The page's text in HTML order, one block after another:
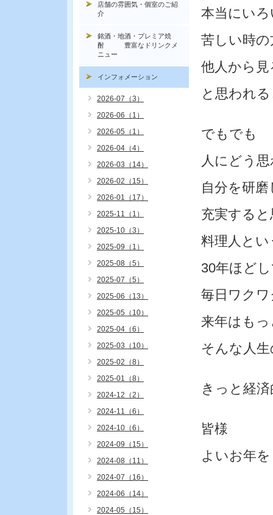
本当にい
苦しい時
他人から
と思われ
でもでも
人にどう
自分を研
充実する
料理人とい
30年ほど
毎日ワク
来年はも
そんな人
きっと経
皆様
よいお年を
店舗の雰囲気・個室のご紹
介
銘酒・地酒・プレミア焼
酎 豊富なドリンクメ
ニュー
インフォメーション
2026-07（3）
2026-06（1）
2026-05（1）
2026-04（4）
2026-03（14）
2026-02（15）
2026-01（17）
2025-11（1）
2025-10（3）
2025-09（1）
2025-08（5）
2025-07（5）
2025-06（13）
2025-05（10）
2025-04（6）
2025-03（10）
2025-02（8）
2025-01（8）
2024-12（2）
2024-11（6）
2024-10（6）
2024-09（15）
2024-08（11）
2024-07（16）
2024-06（14）
2024-05（15）